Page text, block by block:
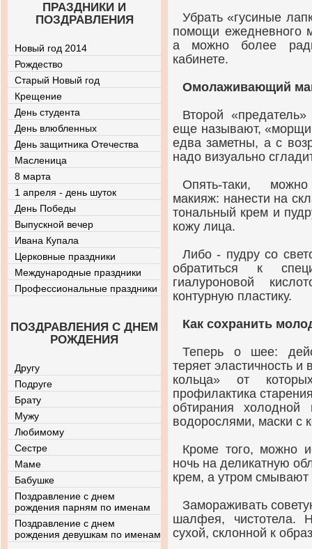
Убрать «гусиные
помощи ежедневного
а можно более
кабинете.
Омолаживающий
Второй
еще называют,
едва заметны, а с
надо визуально
Опять-таки,
макияж: нанести на
тональный крем и
кожу лица.
Либо - пудру со
обратиться к
гиалуроновой
контурную пластику.
Как сохранить
Теперь о шее:
теряет эластичность
кольца» от
профилактика
обтирания
водорослями, маски с
Кроме того, можно
ночь на деликатную
крем, а утром
Замораживать
шалфея, чистотела.
сухой, склонной к
ПРАЗДНИКИ И
ПОЗДРАВЛЕНИЯ
Новый год 2014
Рождество
Старый Новый год
Крещение
День студента
День влюбленных
День защитника Отечества
Масленица
8 марта
1 апреля - день шуток
День Победы
Выпускной вечер
Ивана Купала
Церковные праздники
Международные праздники
Профессиональные праздники
ПОЗДРАВЛЕНИЯ С ДНЕМ
РОЖДЕНИЯ
Другу
Подруге
Брату
Мужу
Любимому
Сестре
Маме
Бабушке
Поздравление с днем
рождения парням по именам
Поздравление с днем
рождения девушкам по именам